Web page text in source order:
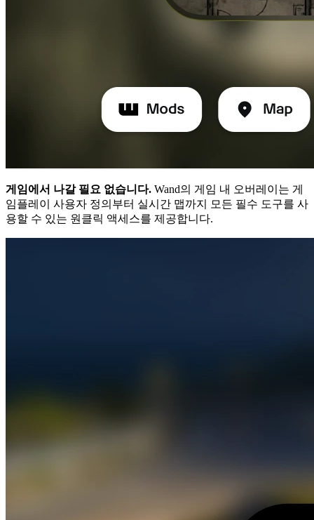
게임에서 나갈 필요 없습니다. Wand의 게임 내 오버레이는 게
임플레이 사용자 정의부터 실시간 맵까지 모든 필수 도구를 사
용할 수 있는 원클릭 액세스를 제공합니다.